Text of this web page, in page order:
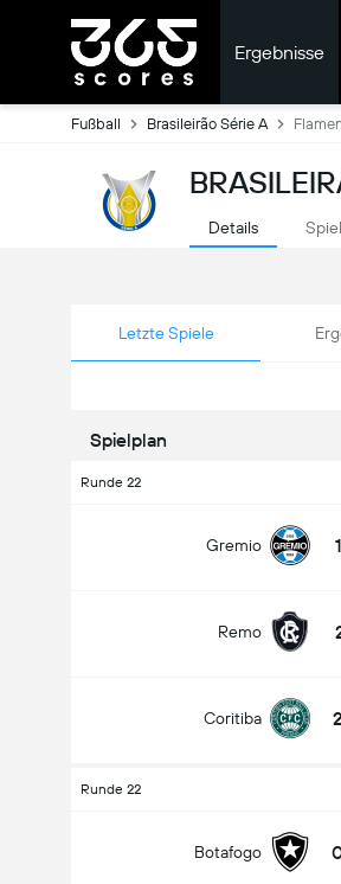
Ergebnisse
Fußball Brasileirão Série A
Details
Letzte Spiele
Spielplan
Runde 22
Gremio
Remo
Coritiba
Runde 22
Botafogo